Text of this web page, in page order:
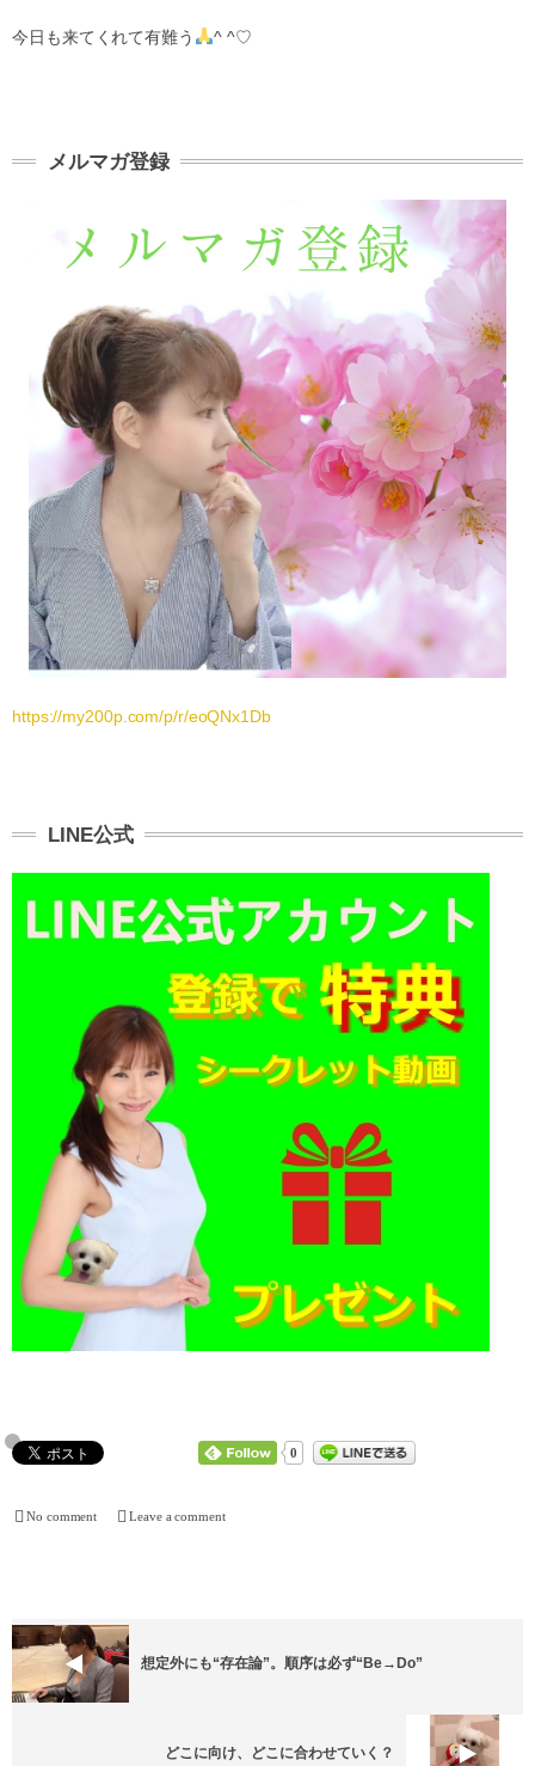
今日も来てくれて有難う ^ ^♡
メルマガ登録
https://my200p.com/p/r/eoQNx1Db
LINE公式
0
No comment Leave a comment
想定外にも“存在論”。順序は必ず“Be→Do”
どこに向け、どこに合わせていく？